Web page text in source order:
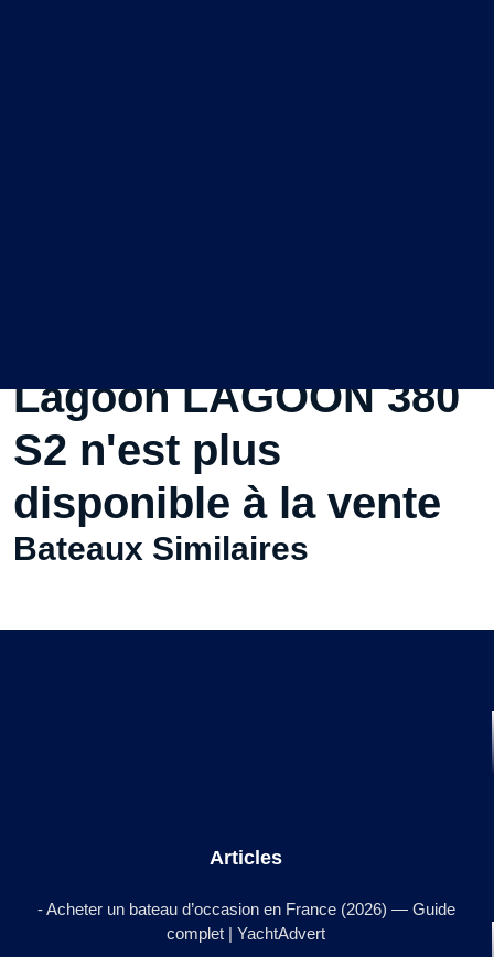
Lagoon LAGOON 380
S2 n'est plus
disponible à la vente
Bateaux Similaires
Articles
- Acheter un bateau d’occasion en France (2026) — Guide
complet | YachtAdvert